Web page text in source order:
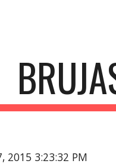
2015 3:23:32 PM